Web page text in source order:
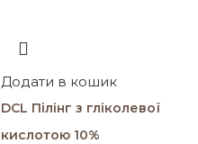
Додати в кошик
DCL Пілінг з гліколевої
кислотою 10%